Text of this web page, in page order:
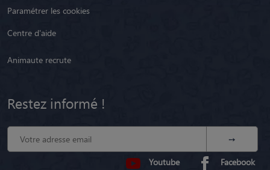
Paramétrer les cookies
Centre d'aide
Animaute recrute
Restez informé !
Youtube Facebook